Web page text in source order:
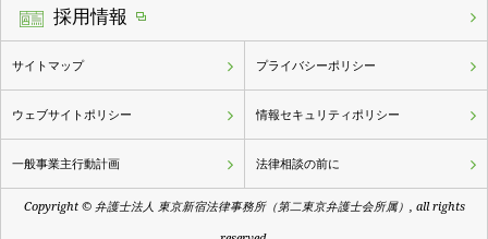
採用情報
サイトマップ プライバシーポリシー
ウェブサイトポリシー 情報セキュリティポリシー
一般事業主行動計画 法律相談の前に
Copyright © 弁護士法人 東京新宿法律事務所（第二東京弁護士会所属）, all rights